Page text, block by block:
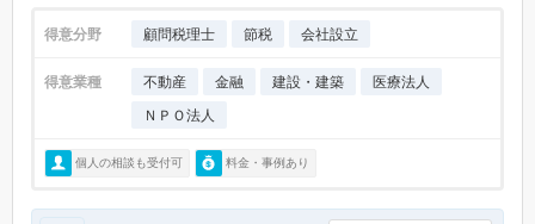
得意分野 顧問税理士 節税 会社設立
得意業種 不動産 金融 建設・建築
医療法人
ＮＰＯ法人
個人の相談も受付可 料金・事例あり